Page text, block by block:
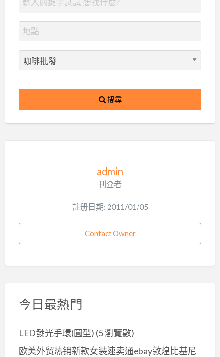
搜尋
admin
刊登者
註册日期: 2011/01/05
Contact Owner
今日最熱門
LED發光手環(圓型) (5 瀏覽數)
欧美外贸热销新款女装速卖通ebay敦煌比基尼